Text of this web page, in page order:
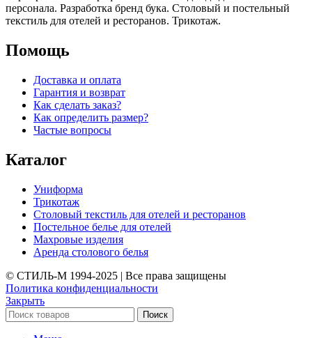
персонала. Разработка бренд бука. Столовый и постельный
текстиль для отелей и ресторанов. Трикотаж.
Помощь
Доставка и оплата
Гарантия и возврат
Как сделать заказ?
Как определить размер?
Частые вопросы
Каталог
Униформа
Трикотаж
Столовый текстиль для отелей и ресторанов
Постельное белье для отелей
Махровые изделия
Аренда столового белья
© СТИЛЬ-М 1994-2025 | Все права защищены
Политика конфиденциальности
Закрыть
Поиск